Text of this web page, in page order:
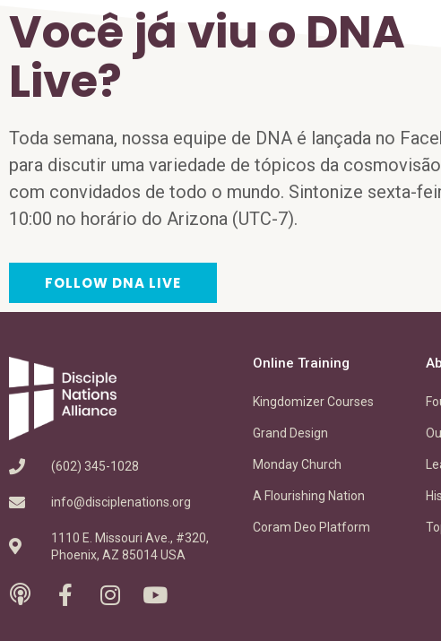
Você já viu o DNA
Live?
Toda semana, nossa equipe de DNA é lançada no
para discutir uma variedade de tópicos da
com convidados de todo o mundo. Sintonize sexta-
10:00 no horário do Arizona (UTC-7).
FOLLOW DNA LIVE
(602) 345-1028
info@disciplenations.org
1110 E. Missouri Ave., #320,
Phoenix, AZ 85014 USA
Online Training
Kingdomizer Courses
Grand Design
Monday Church
A Flourishing Nation
Coram Deo Platform